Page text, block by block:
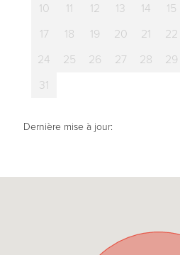
10
11 12 13 14 15
17
18 19 20 21 22
24
25 26 27 28 29
31
Dernière mise à jour: